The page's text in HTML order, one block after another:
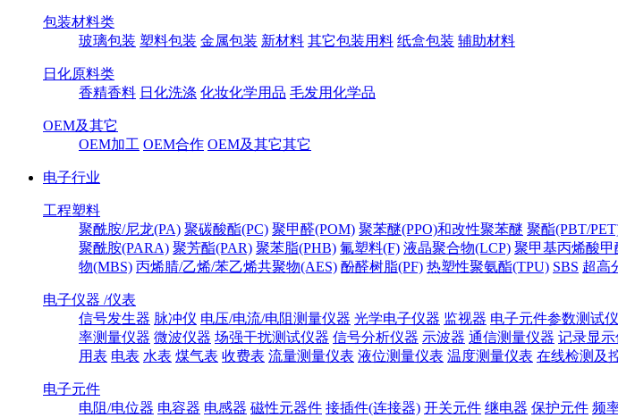
包装材料类
玻璃包装 塑料包装 金属包装 新材料 其它包装用料 纸盒包装 辅助材料
日化原料类
香精香料 日化洗涤 化妆化学用品 毛发用化学品
OEM及其它
OEM加工 OEM合作 OEM及其它其它
电子行业
工程塑料
聚酰胺/尼龙(PA) 聚碳酸酯(PC) 聚甲醛(POM) 聚苯醚(PPO)和改性聚苯醚 聚酯(PBT/
聚酰胺(PARA) 聚芳酯(PAR) 聚苯脂(PHB) 氟塑料(F) 液晶聚合物(LCP) 聚甲基丙烯酸
物(MBS) 丙烯腈/乙烯/苯乙烯共聚物(AES) 酚醛树脂(PF) 热塑性聚氨酯(TPU) SBS 超高
电子仪器 /仪表
信号发生器 脉冲仪 电压/电流/电阻测量仪器 光学电子仪器 监视器 电子元件参数测试
率测量仪器 微波仪器 场强干扰测试仪器 信号分析仪器 示波器 通信测量仪器 记录显示
用表 电表 水表 煤气表 收费表 流量测量仪表 液位测量仪表 温度测量仪表 在线检测及
电子元件
电阻/电位器 电容器 电感器 磁性元器件 接插件(连接器) 开关元件 继电器 保护元件 频